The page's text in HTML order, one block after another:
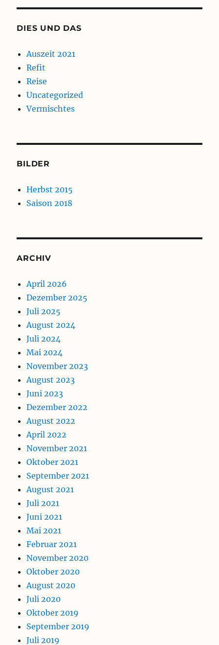
DIES UND DAS
Auszeit 2021
Refit
Reise
Uncategorized
Vermischtes
BILDER
Herbst 2015
Saison 2018
ARCHIV
April 2026
Dezember 2025
Juli 2025
August 2024
Juli 2024
Mai 2024
November 2023
August 2023
Juni 2023
Dezember 2022
August 2022
April 2022
November 2021
Oktober 2021
September 2021
August 2021
Juli 2021
Juni 2021
Mai 2021
Februar 2021
November 2020
Oktober 2020
August 2020
Juli 2020
Oktober 2019
September 2019
Juli 2019